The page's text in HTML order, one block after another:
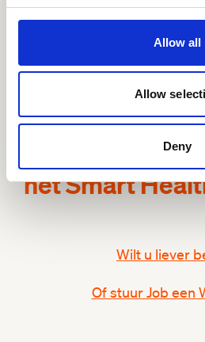
Allow all
Allow
Deny
Interesse in
het Smart
Wilt u liever
Of stuur Job een